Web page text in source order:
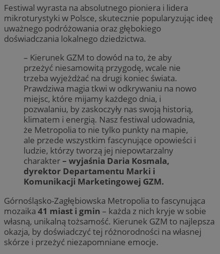
Festiwal wyrasta na absolutnego pioniera i lidera
mikroturystyki w Polsce, skutecznie popularyzując ideę
uważnego podróżowania oraz głębokiego
doświadczania lokalnego dziedzictwa.
– Kierunek GZM to dowód na to, że aby
przeżyć niesamowitą przygodę, wcale nie
trzeba wyjeżdżać na drugi koniec świata.
Prawdziwa magia tkwi w odkrywaniu na nowo
miejsc, które mijamy każdego dnia, i
pozwalaniu, by zaskoczyły nas swoją historią,
klimatem i energią. Nasz festiwal udowadnia,
że Metropolia to nie tylko punkty na mapie,
ale przede wszystkim fascynujące opowieści i
ludzie, którzy tworzą jej niepowtarzalny
charakter– wyjaśnia Daria Kosmala,
dyrektor Departamentu Marki i
Komunikacji Marketingowej GZM.
Górnośląsko-Zagłębiowska Metropolia to fascynująca
mozaika 41 miast i gmin – każda z nich kryje w sobie
własną, unikalną tożsamość. Kierunek GZM to najlepsza
okazja, by doświadczyć tej różnorodności na własnej
skórze i przeżyć niezapomniane emocje.